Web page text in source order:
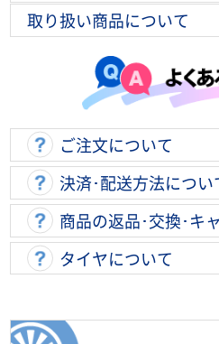
取り扱い商品について
ご注文について
決済･配送方法につい
商品の返品･交換･キ
タイヤについて